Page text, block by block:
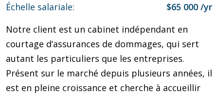
Échelle salariale
$65 000 /yr
Notre client est un cabinet indépendant en
courtage d’assurances de dommages, qui sert
autant les particuliers que les entreprises.
Présent sur le marché depuis plusieurs années, il
est en pleine croissance et cherche à accueillir